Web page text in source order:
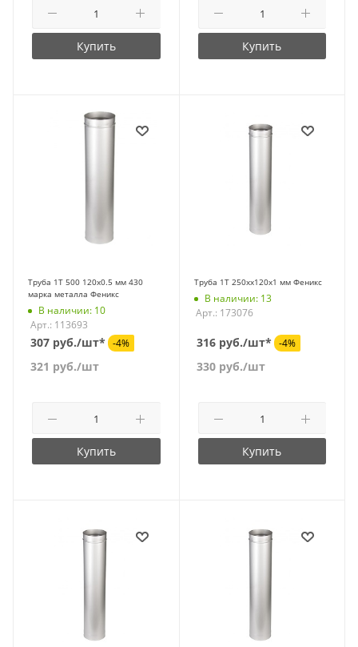
Купить Купить
Труба 1Т 500 120х0.5 мм 430
марка металла Феникс
В наличии: 10
Арт.: 113693
307 руб./шт* -4%
321 руб./шт
Купить
Труба 1Т 250хх120х1 мм Феникс
В наличии: 13
Арт.: 173076
316 руб./шт* -4%
330руб./шт
Купить